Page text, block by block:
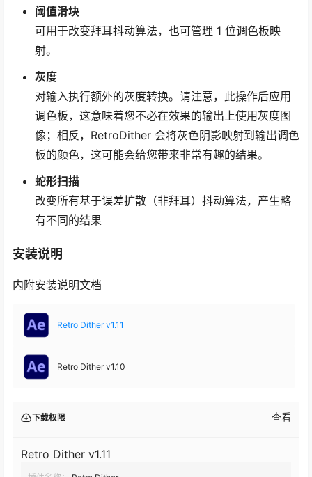
阈值滑块
可用于改变拜耳抖动算法，也可管理 1 位调色板映
射。
灰度
对输入执行额外的灰度转换。请注意，此操作后应用
调色板，这意味着您不必在效果的输出上使用灰度图
像；相反，RetroDither 会将灰色阴影映射到输出调色
板的颜色，这可能会给您带来非常有趣的结果。
蛇形扫描
改变所有基于误差扩散（非拜耳）抖动算法，产生略
有不同的结果
安装说明
内附安装说明文档
Retro Dither v1.11
Retro Dither v1.10
下载权限 查看
Retro Dither v1.11